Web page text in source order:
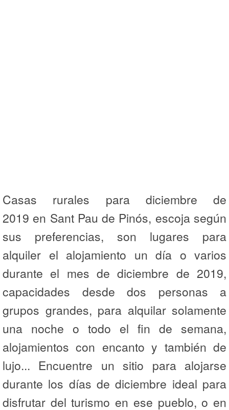
Casas rurales para diciembre de
2019 en Sant Pau de Pinós, escoja según
sus preferencias, son lugares para
alquiler el alojamiento un día o varios
durante el mes de diciembre de 2019,
capacidades desde dos personas a
grupos grandes, para alquilar solamente
una noche o todo el fin de semana,
alojamientos con encanto y también de
lujo... Encuentre un sitio para alojarse
durante los días de diciembre ideal para
disfrutar del turismo en ese pueblo, o en